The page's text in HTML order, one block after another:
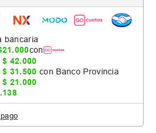
bancaria
21.000con
$ 42.000
$ 31.500 con Banco Provincia
$ 21.000
.138